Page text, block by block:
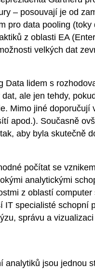
– posouvají je od
pro data pooling
z oblasti EA
velkých dat
Data lidem s
ale jen tehdy,
Mimo jiné doporučují
apod.). Současně
aby byla skutečně
počítat se
analytickými
z oblastí
IT specialisté schopní
správu a vizualizaci
analytiků jsou jednou